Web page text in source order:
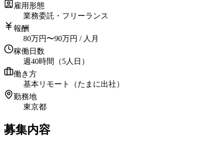
雇用形態
業務委託・フリーランス
報酬
80万円 〜90万円 / 人月
稼働日数
週40時間（5人日）
働き方
基本リモート（たまに出社）
勤務地
東京都
募集内容